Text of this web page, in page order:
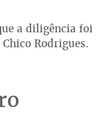
a diligência foi
Rodrigues.